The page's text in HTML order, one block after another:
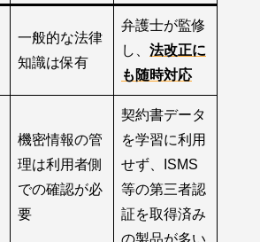
一般的な法律
知識は保有
弁護士が監修
し、 法改正に
も随時対応
機密情報の管
理は利用者側
での確認が必
要
契約書データ
を学習に利用
せず、ISMS
等の第三者認
証を取得済み
の製品が多い